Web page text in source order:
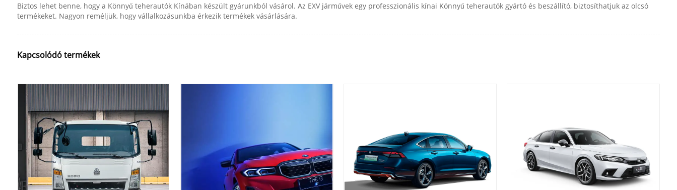
Biztos lehet benne, hogy a Könnyű teherautók Kínában készült gyárunkból vásárol. Az EXV járművek egy professzionális kínai Könnyű teherautók gyártó és beszállító, biztosíthatjuk az olcsó
termékeket. Nagyon reméljük, hogy vállalkozásunkba érkezik termékek vásárlására.
Kapcsolódó termékek